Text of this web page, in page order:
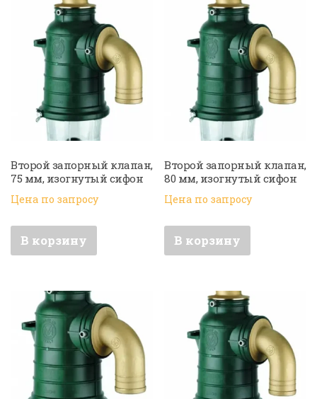
Второй запорный клапан,
75 мм, изогнутый сифон
Цена по запросу
В корзину
Второй запорный клапан,
80 мм, изогнутый сифон
Цена по запросу
В корзину